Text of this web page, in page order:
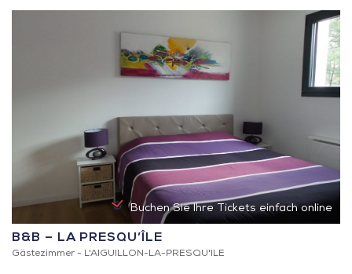
Buchen Sie Ihre Tickets einfach online
B&B – LA PRESQU’ÎLE
Gästezimmer - L'AIGUILLON-LA-PRESQU'ILE